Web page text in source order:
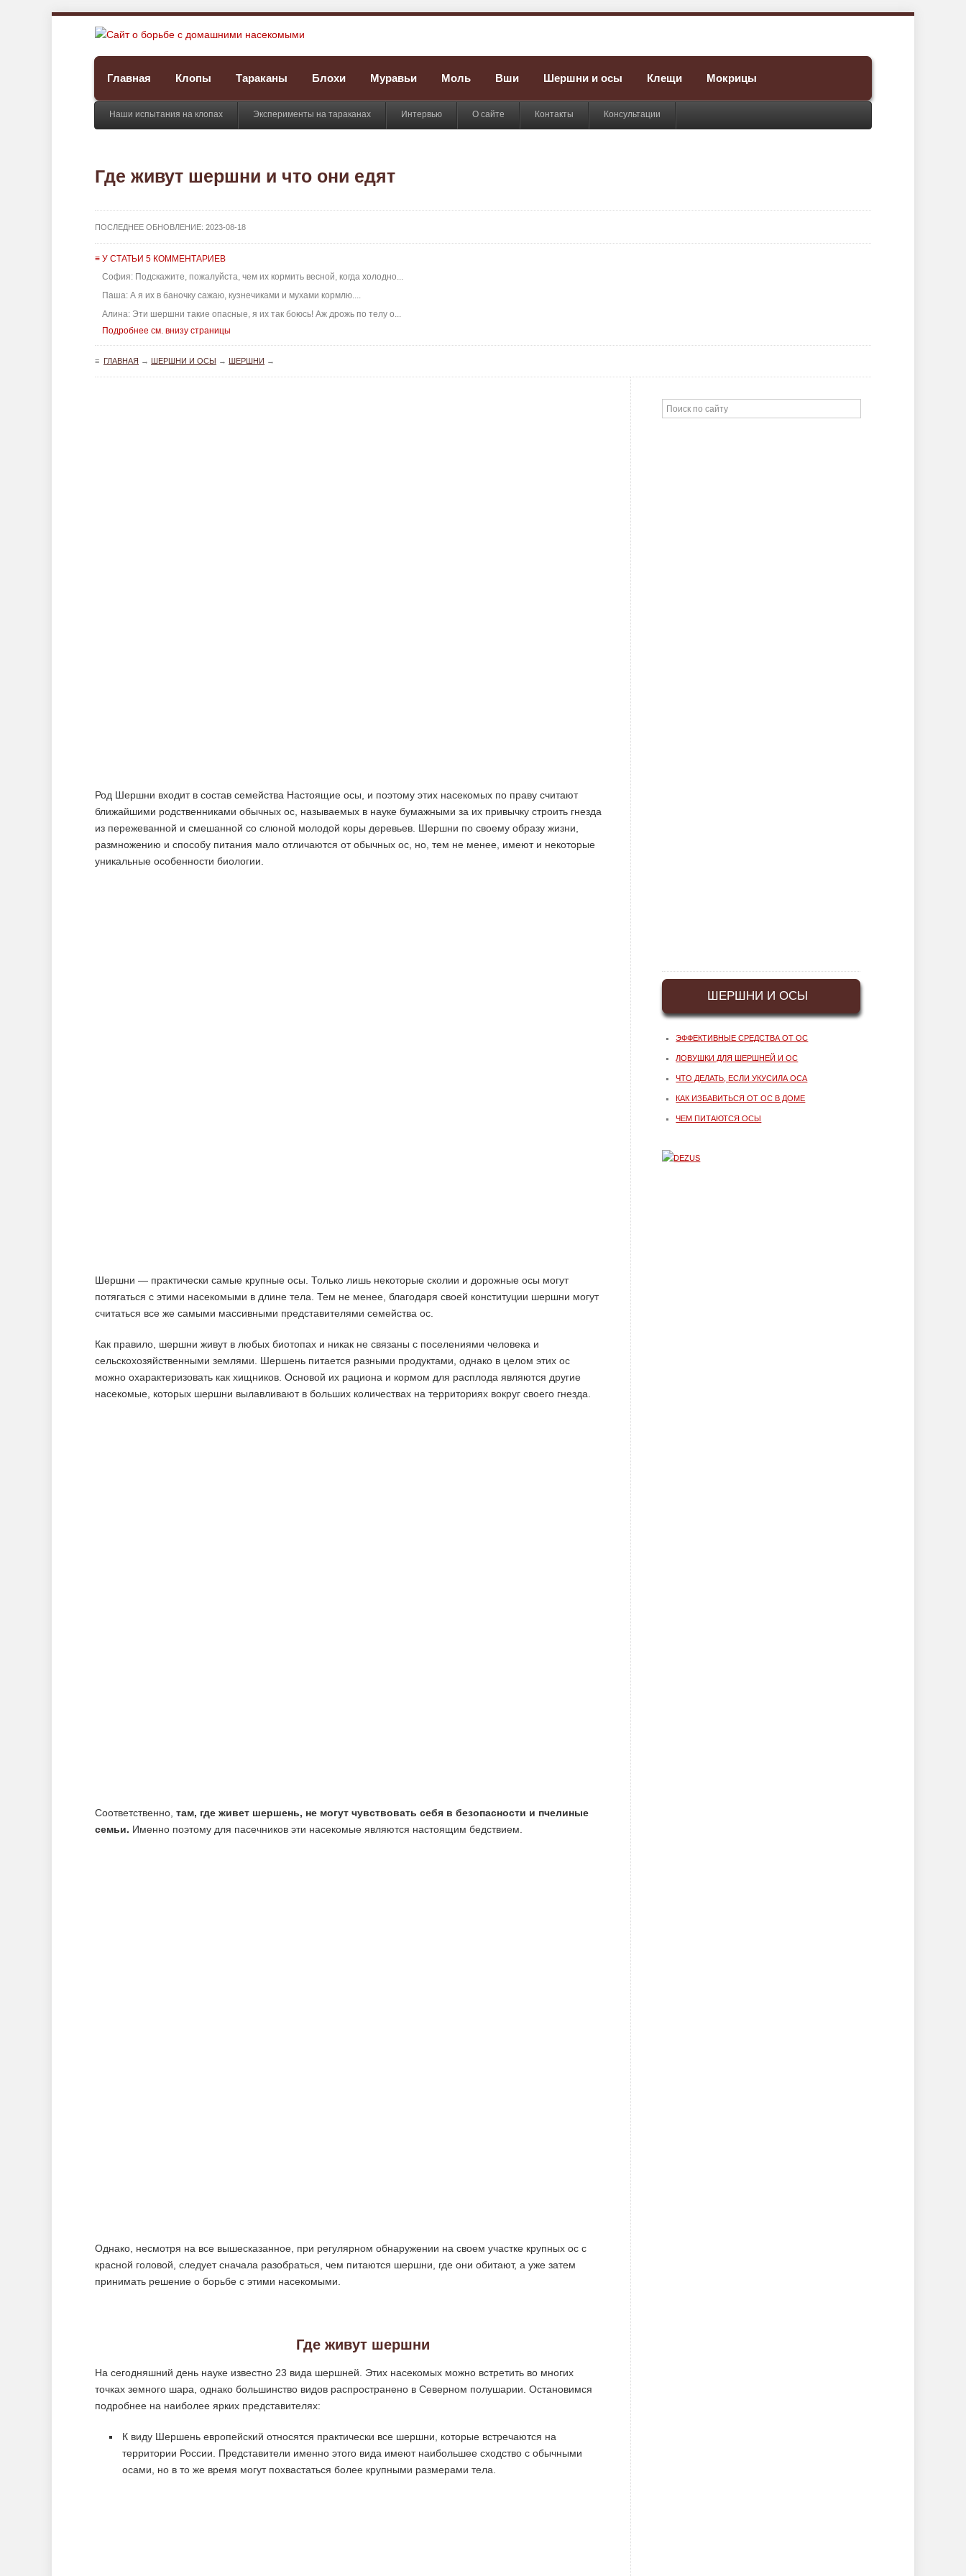
Главная Клопы Тараканы Блохи Муравьи Моль Вши Шершни и осы Клещи Мокрицы
Наши испытания на клопах Эксперименты на тараканах Интервью О сайте Контакты Консультации
Где живут шершни и что они едят
ПОСЛЕДНЕЕ ОБНОВЛЕНИЕ: 2023-08-18
≡ У СТАТЬИ 5 КОММЕНТАРИЕВ
София: Подскажите, пожалуйста, чем их кормить весной, когда холодно...
Паша: А я их в баночку сажаю, кузнечиками и мухами кормлю....
Алина: Эти шершни такие опасные, я их так боюсь! Аж дрожь по телу о...
Подробнее см. внизу страницы
≡ ГЛАВНАЯ → ШЕРШНИ И ОСЫ → ШЕРШНИ →
Род Шершни входит в состав семейства Настоящие осы, и поэтому этих насекомых по праву считают
ближайшими родственниками обычных ос, называемых в науке бумажными за их привычку строить гнезда
из пережеванной и смешанной со слюной молодой коры деревьев. Шершни по своему образу жизни,
размножению и способу питания мало отличаются от обычных ос, но, тем не менее, имеют и некоторые
уникальные особенности биологии.
Шершни — практически самые крупные осы. Только лишь некоторые сколии и дорожные осы могут
потягаться с этими насекомыми в длине тела. Тем не менее, благодаря своей конституции шершни могут
считаться все же самыми массивными представителями семейства ос.
Как правило, шершни живут в любых биотопах и никак не связаны с поселениями человека и
сельскохозяйственными землями. Шершень питается разными продуктами, однако в целом этих ос
можно охарактеризовать как хищников. Основой их рациона и кормом для расплода являются другие
насекомые, которых шершни вылавливают в больших количествах на территориях вокруг своего гнезда.
Соответственно, там, где живет шершень, не могут чувствовать себя в безопасности и пчелиные
семьи. Именно поэтому для пасечников эти насекомые являются настоящим бедствием.
Однако, несмотря на все вышесказанное, при регулярном обнаружении на своем участке крупных ос с
красной головой, следует сначала разобраться, чем питаются шершни, где они обитают, а уже затем
принимать решение о борьбе с этими насекомыми.
Где живут шершни
На сегодняшний день науке известно 23 вида шершней. Этих насекомых можно встретить во многих
точках земного шара, однако большинство видов распространено в Северном полушарии. Остановимся
подробнее на наиболее ярких представителях:
К виду Шершень европейский относятся практически все шершни, которые встречаются на
территории России. Представители именно этого вида имеют наибольшее сходство с обычными
осами, но в то же время могут похвастаться более крупными размерами тела.
ШЕРШНИ И ОСЫ
ЭФФЕКТИВНЫЕ СРЕДСТВА ОТ ОС
ЛОВУШКИ ДЛЯ ШЕРШНЕЙ И ОС
ЧТО ДЕЛАТЬ, ЕСЛИ УКУСИЛА ОСА
КАК ИЗБАВИТЬСЯ ОТ ОС В ДОМЕ
ЧЕМ ПИТАЮТСЯ ОСЫ